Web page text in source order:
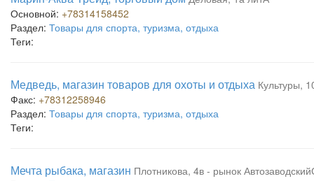
Основной: +78314158452
Раздел: Товары для спорта, туризма, отдыха
Теги:
Медведь, магазин товаров для охоты и отдыха Культуры,
Факс: +78312258946
Раздел: Товары для спорта, туризма, отдыха
Теги:
Мечта рыбака, магазин Плотникова, 4в - рынок